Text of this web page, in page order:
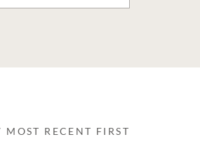
MOST RECENT FIRST